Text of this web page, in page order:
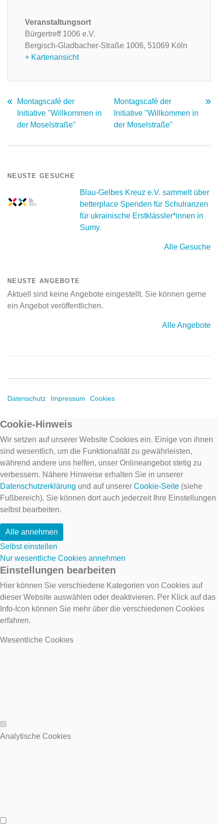
Veranstaltungsort
Bürgertreff 1006 e.V.
Bergisch-Gladbacher-Straße 1006, 51069 Köln
+ Kartenansicht
Montagscafé der
Initiative "Willkommen in
der Moselstraße"
Montagscafé der
Initiative "Willkommen in
der Moselstraße"
NEUSTE GESUCHE
Blau-Gelbes Kreuz e.V. sammelt über
betterplace Spenden für Schulranzen
für ukrainische Erstklässler*innen in
Sumy.
Alle Gesuche
NEUSTE ANGEBOTE
Aktuell sind keine Angebote eingestellt. Sie können gerne
ein Angebot veröffentlichen.
Alle Angebote
Datenschutz Impressum Cookies
Cookie-Hinweis
Wir setzen auf unserer Website Cookies ein. Einige von ihnen
sind wesentlich, um die Funktionalität zu gewährleisten,
während andere uns helfen, unser Onlineangebot stetig zu
verbessern. Nähere Hinweise erhalten Sie in unserer
Datenschutzerklärung und auf unserer Cookie-Seite (siehe
Fußbereich). Sie können dort auch jederzeit Ihre Einstellungen
selbst bearbeiten.
Alle annehmen
Selbst einstellen
Nur wesentliche Cookies annehmen
Einstellungen bearbeiten
Hier können Sie verschiedene Kategorien von Cookies auf
dieser Website auswählen oder deaktivieren. Per Klick auf das
Info-Icon können Sie mehr über die verschiedenen Cookies
erfahren.
Wesentliche Cookies
Wesentliche Cookies
Analytische Cookies